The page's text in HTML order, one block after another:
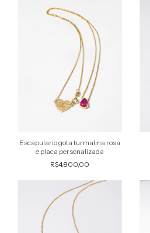
Escapulario gota turmalina rosa
e placa personalizada
R$4.800,00